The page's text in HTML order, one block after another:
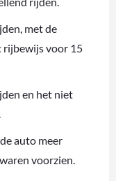
met de
rijbewijs voor 15
en het niet
auto meer
voorzien.